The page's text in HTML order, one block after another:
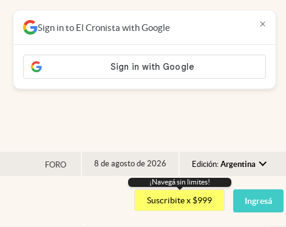
FORO 8 de agosto de 2026 Edición: Argentina
Argentina
España
¡Navegá sin limites!
Suscribite x $999 Ingresá
Sign in to El Cronista with Google ×